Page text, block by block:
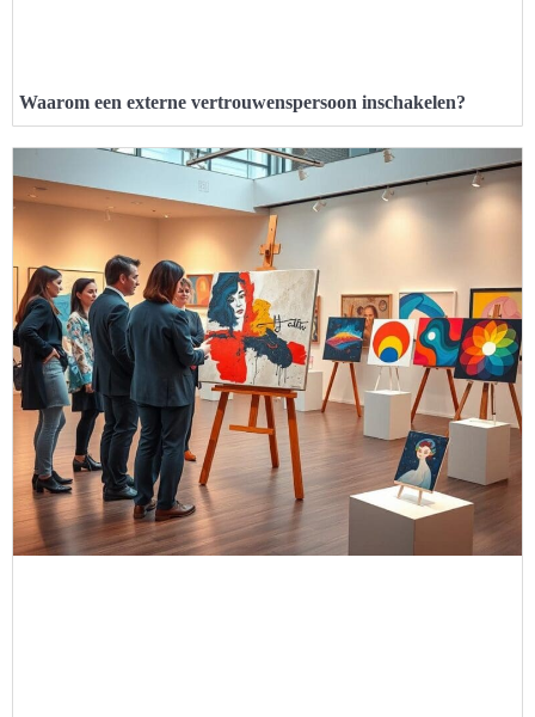
Waarom een externe vertrouwenspersoon inschakelen?